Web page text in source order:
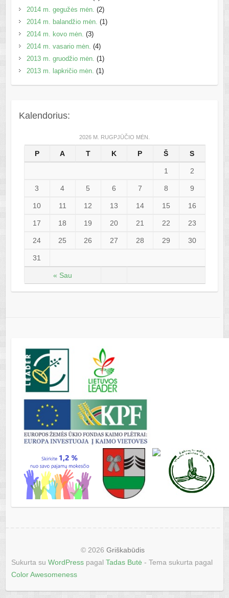
2014 m. gegužės mėn. (2)
2014 m. balandžio mėn. (1)
2014 m. kovo mėn. (3)
2014 m. vasario mėn. (4)
2013 m. gruodžio mėn. (1)
2013 m. lapkričio mėn. (1)
Kalendorius:
2026 M. RUGPJŪČIO MĖN.
P A T K P Š S
« Sau
1 2
3 4 5 6 7 8 9
10 11 12 13 14 15 16
17 18 19 20 21 22 23
24 25 26 27 28 29 30
31
© 2026Griškabūdis
Sukurta su WordPresspagal Tadas Butė - Tema sukurta pagal
Color Awesomeness